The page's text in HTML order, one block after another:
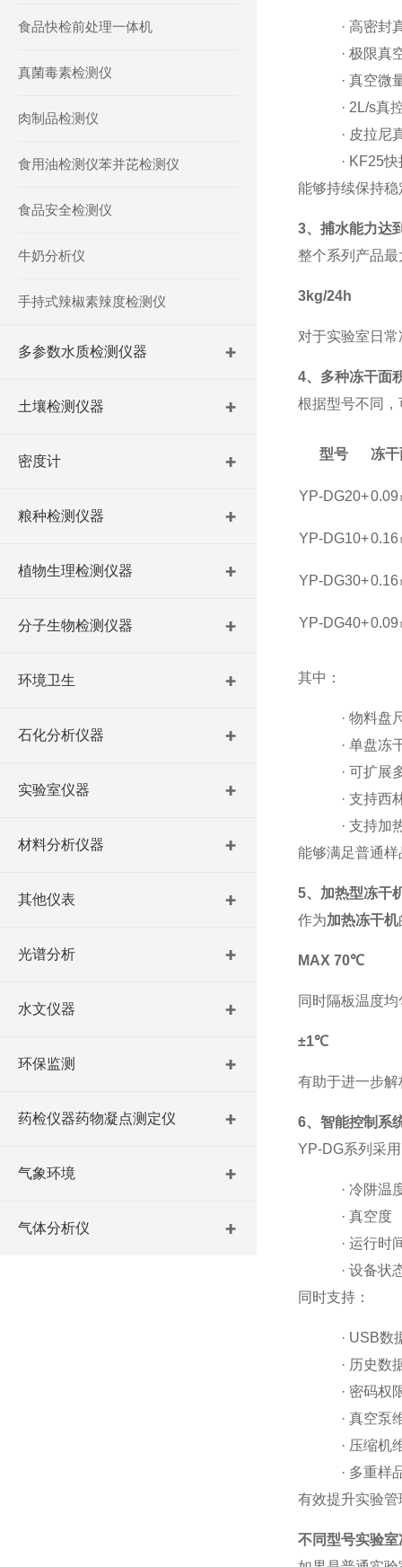
· 高密封
· 极限真
· 真空微
· 2L/s真
· 皮拉尼
· KF25快
能够持续保持
3、捕水能力达
整个系列产品
3kg/24h
对于实验室日
4、多种冻干面
根据型号不同
型号 冻干
YP-DG20+0.09
YP-DG10+0.16
YP-DG30+0.16
YP-DG40+0.09
其中：
· 物料盘
· 单盘冻
· 可扩展
· 支持西
· 支持加
能够满足普通
5、加热型冻干
作为加热冻干机
MAX 70℃
同时隔板温度
±1℃
有助于进一步
6、智能控制系
YP-DG系列采用
· 冷阱温
· 真空度
· 运行时
· 设备状
同时支持：
· USB数
· 历史数
· 密码权
· 真空泵
· 压缩机
· 多重样
有效提升实验管
不同型号实验
食品快检前处理一体机
真菌毒素检测仪
肉制品检测仪
食用油检测仪苯并芘检测仪
食品安全检测仪
牛奶分析仪
手持式辣椒素辣度检测仪
多参数水质检测仪器
土壤检测仪器
密度计
粮种检测仪器
植物生理检测仪器
分子生物检测仪器
环境卫生
石化分析仪器
实验室仪器
材料分析仪器
其他仪表
光谱分析
水文仪器
环保监测
药检仪器药物凝点测定仪
气象环境
气体分析仪